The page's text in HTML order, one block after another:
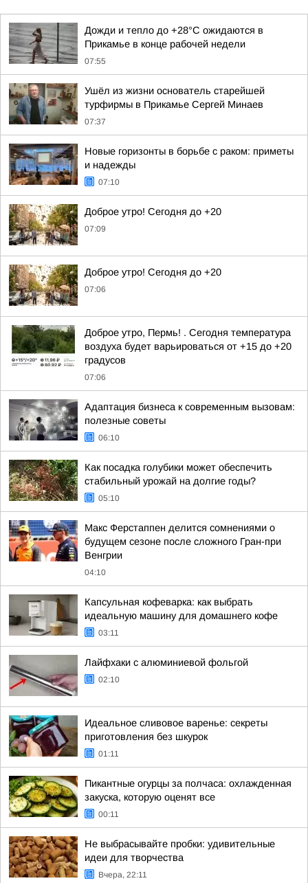
Дожди и тепло до +28°C ожидаются в
Прикамье в конце рабочей недели
07:55
Ушёл из жизни основатель старейшей
турфирмы в Прикамье Сергей Минаев
07:37
Новые горизонты в борьбе с раком: приметы
и надежды
07:10
Доброе утро! Сегодня до +20
07:09
Доброе утро! Сегодня до +20
07:06
Доброе утро, Пермь! . Сегодня температура
воздуха будет варьироваться от +15 до +20
градусов
07:06
Адаптация бизнеса к современным вызовам:
полезные советы
06:10
Как посадка голубики может обеспечить
стабильный урожай на долгие годы?
05:10
Макс Ферстаппен делится сомнениями о
будущем сезоне после сложного Гран-при
Венгрии
04:10
Капсульная кофеварка: как выбрать
идеальную машину для домашнего кофе
03:11
Лайфхаки с алюминиевой фольгой
02:10
Идеальное сливовое варенье: секреты
приготовления без шкурок
01:11
Пикантные огурцы за полчаса: охлажденная
закуска, которую оценят все
00:11
Не выбрасывайте пробки: удивительные
идеи для творчества
Вчера, 22:11